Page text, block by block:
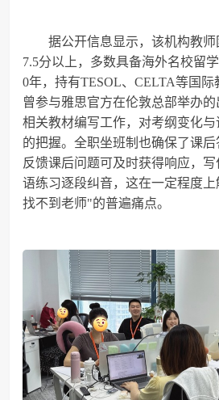
据公开信息显示，该机构教
7.5分以上，多数具备海外名校留
0年，持有TESOL、CELTA等国
曾参与雅思官方在伦敦总部举办
相关教材编写工作，对考纲变化
的把握。全职坐班制也确保了课
反馈课后问题可及时获得响应，
语练习逐段纠音，这在一定程度
找不到老师"的普遍痛点。